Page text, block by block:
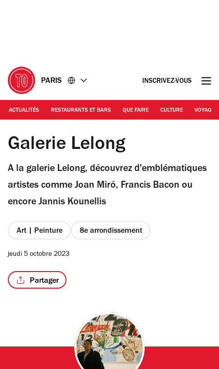
PARIS INSCRIVEZ-VOUS
ACTUALITÉS RESTAURANTS ET BARS QUE FAIRE CULTURE VOYAGE
© David Hockney / Galerie Lelong
Galerie Lelong
A la galerie Lelong, découvrez d'emblématiques
artistes comme Joan Miró, Francis Bacon ou
encore Jannis Kounellis
Art | Peinture 8e arrondissement
jeudi 5 octobre 2023
Partager